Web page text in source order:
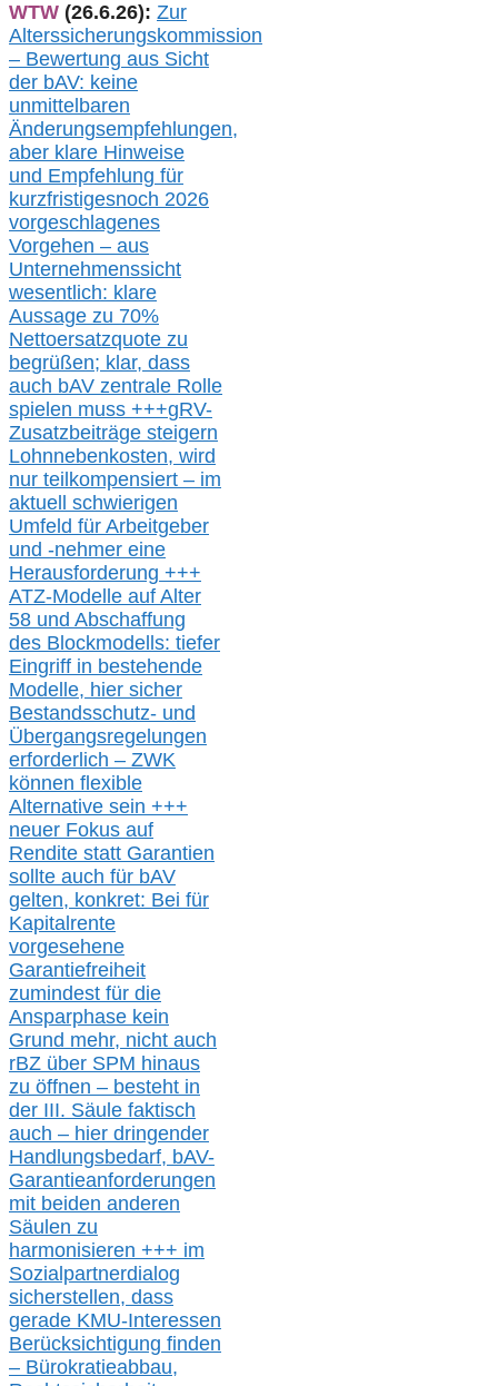
WTW (26.6.26): Zur
Alterssicherungskommission
– Bewertung aus Sicht
der bAV: keine
unmittelbaren
Änderungsempfehlungen,
aber klare Hinweise
und Empfehlung für
kurzfristigesnoch 2026
vorgeschlagenes
Vorgehen – aus
Unternehmenssicht
wesentlich: klare
Aussage zu 70%
Nettoersatzquote zu
begrüßen; klar, dass
auch bAV zentrale Rolle
spielen muss +++gRV-
Zusatzbeiträge steigern
Lohnnebenkosten, wird
nur teilkompensiert – im
aktuell schwierigen
Umfeld für Arbeitgeber
und -nehmer eine
Herausforderung +++
ATZ-Modelle auf Alter
58 und Abschaffung
des Blockmodells: tiefer
Eingriff in bestehende
Modelle, hier sicher
Bestandsschutz- und
Übergangsregelungen
erforderlich – ZWK
können flexible
Alternative sein +++
neuer Fokus auf
Rendite statt Garantien
sollte auch für bAV
gelten, konkret: Bei für
Kapitalrente
vorgesehene
Garantiefreiheit
zumindest für die
Ansparphase kein
Grund mehr, nicht auch
rBZ über SPM hinaus
zu öffnen – besteht in
der III. Säule faktisch
auch – hier dringender
Handlungsbedarf, bAV-
Garantieanforderungen
mit beiden anderen
Säulen zu
harmonisieren +++ im
Sozialpartnerdialog
sicherstellen, dass
gerade KMU-Interessen
Berücksichtigung finden
– Bürokratieabbau,